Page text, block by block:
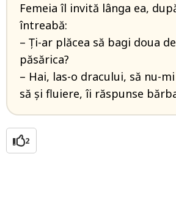
Femeia îl invită lânga ea,
întreabă:
– Ți-ar plăcea să bagi doua
păsărica?
– Hai, las-o dracului, să nu-
să și fluiere, îi răspunse
2